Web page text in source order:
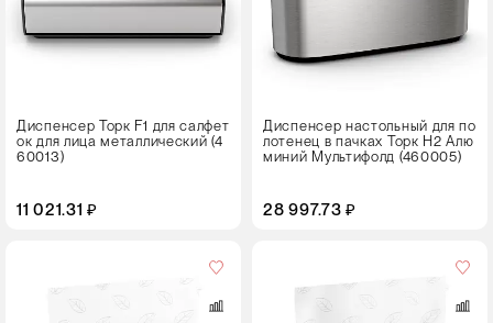
Диспенсер Торк F1 для салфет
ок для лица металлический (4
60013)
11 021.31 ₽
Диспенсер настольный для по
лотенец в пачках Торк H2 Алю
миний Мультифолд (460005)
28 997.73 ₽